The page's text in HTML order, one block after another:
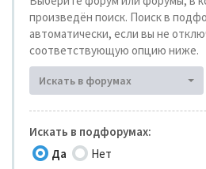
произведён поиск. Поиск в
автоматически, если вы не
соответствующую опцию ниже.
Искать в форумах
Искать в подфорумах:
Да
Нет